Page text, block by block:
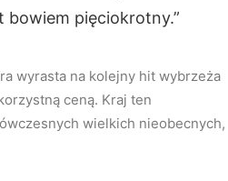
pięciokrotny.”
wyrasta na kolejny hit wybrzeża
ceną. Kraj ten
wielkich nieobecnych,